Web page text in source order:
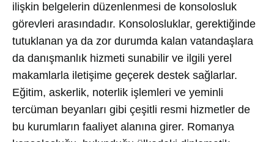
ilişkin belgelerin düzenlenmesi de konsolosluk
görevleri arasındadır. Konsolosluklar, gerektiğinde
tutuklanan ya da zor durumda kalan vatandaşlara
da danışmanlık hizmeti sunabilir ve ilgili yerel
makamlarla iletişime geçerek destek sağlarlar.
Eğitim, askerlik, noterlik işlemleri ve yeminli
tercüman beyanları gibi çeşitli resmi hizmetler de
bu kurumların faaliyet alanına girer. Romanya